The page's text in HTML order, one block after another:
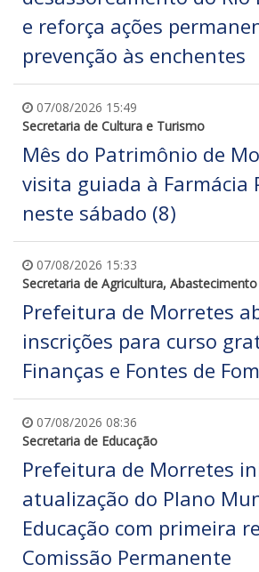
e reforça ações
prevenção às enchentes
07/08/2026 15:49
Secretaria de Cultura e Turismo
Mês do Patrimônio de
visita guiada à Farmácia
neste sábado (8)
07/08/2026 15:33
Secretaria de Agricultura,
Prefeitura de Morretes
inscrições para curso
Finanças e Fontes de
07/08/2026 08:36
Secretaria de Educação
Prefeitura de Morretes
atualização do Plano
Educação com primeira
Comissão Permanente